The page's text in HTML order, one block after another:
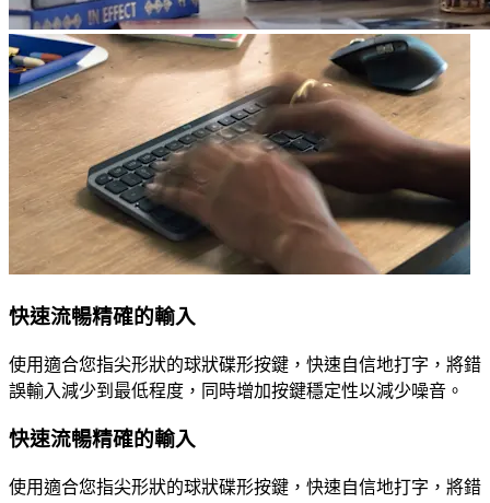
快速流暢精確的輸入
使用適合您指尖形狀的球狀碟形按鍵，快速自信地打字，將錯
誤輸入減少到最低程度，同時增加按鍵穩定性以減少噪音。
快速流暢精確的輸入
使用適合您指尖形狀的球狀碟形按鍵，快速自信地打字，將錯